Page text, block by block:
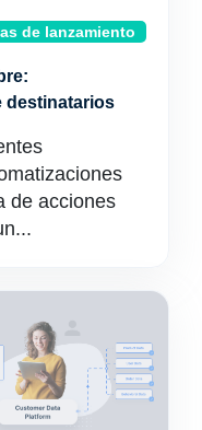
de lanzamiento
destinatarios
de acciones